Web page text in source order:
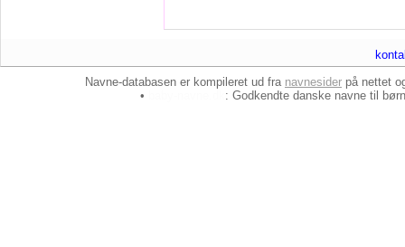
Navne-databasen er kompileret ud fra navnesider på nettet
•
: Godkendte danske navne til børn